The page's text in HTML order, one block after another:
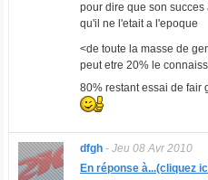
pour dire que son
qu'il ne l'etait a l'epoque
<de toute la masse de
peut etre 20% le
80% restant essai de fair
dfgh- Jeu 08 Avr 2010
En réponse à...(cliquez